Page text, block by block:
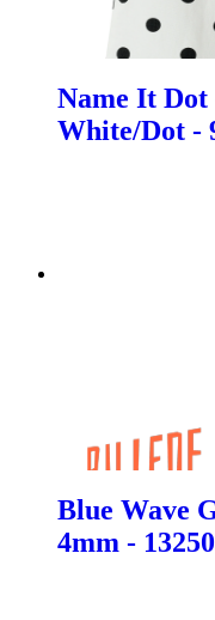
Name It
White/Dot -
Blue Wave
4mm -